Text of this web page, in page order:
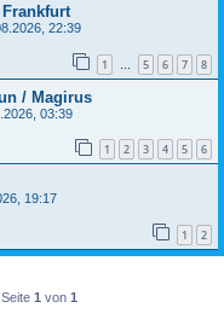
22:39
1 … 5 6 7 8
/ Magirus
03:39
1 2 3 4 5 6
19:17
1 2
1 von 1